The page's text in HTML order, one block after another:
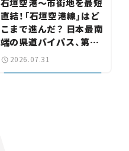
石垣空港～市街地を最短
直結！「石垣空港線」はど
こまで進んだ？ 日本最南
端の県道バイパス、第2
工区も延伸開通 【いま気
2026.07.31